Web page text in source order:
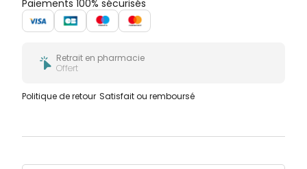
Paiements 100% sécurisés
Retrait en pharmacie
Offert
Politique de retour Satisfait ou remboursé